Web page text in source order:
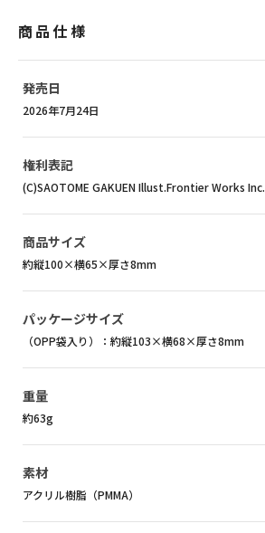
商品仕様
発売日
2026年7月24日
権利表記
(C)SAOTOME GAKUEN Illust.Frontier Works Inc.
商品サイズ
約縦100×横65×厚さ8mm
パッケージサイズ
（OPP袋入り）：約縦103×横68×厚さ8mm
重量
約63g
素材
アクリル樹脂（PMMA）